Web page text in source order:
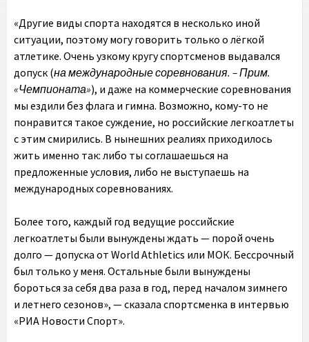
«Другие виды спорта находятся в несколько иной
ситуации, поэтому могу говорить только о лёгкой
атлетике. Очень узкому кругу спортсменов выдавался
допуск (на международные соревнования. – Прим.
«Чемпионата»), и даже на коммерческие соревнования
мы ездили без флага и гимна. Возможно, кому-то не
понравится такое суждение, но российские легкоатлеты
с этим смирились. В нынешних реалиях приходилось
жить именно так: либо ты соглашаешься на
предложенные условия, либо не выступаешь на
международных соревнованиях.
Более того, каждый год ведущие российские
легкоатлеты были вынуждены ждать — порой очень
долго — допуска от World Athletics или МОК. Бессрочный
был только у меня. Остальные были вынуждены
бороться за себя два раза в год, перед началом зимнего
и летнего сезонов», — сказала спортсменка в интервью
«РИА Новости Спорт».